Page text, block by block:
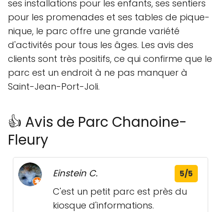
ses installations pour les enfants, ses sentiers
pour les promenades et ses tables de pique-
nique, le parc offre une grande variété
d'activités pour tous les âges. Les avis des
clients sont très positifs, ce qui confirme que le
parc est un endroit à ne pas manquer à
Saint-Jean-Port-Joli.
👍 Avis de Parc Chanoine-
Fleury
Einstein C. 5/5
C'est un petit parc est près du
kiosque d'informations.